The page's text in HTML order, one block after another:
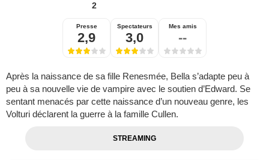
2
Presse
2,9
Spectateurs
3,0
Mes amis
--
Après la naissance de sa fille Renesmée, Bella s’adapte peu à
peu à sa nouvelle vie de vampire avec le soutien d’Edward. Se
sentant menacés par cette naissance d’un nouveau genre, les
Volturi déclarent la guerre à la famille Cullen.
STREAMING